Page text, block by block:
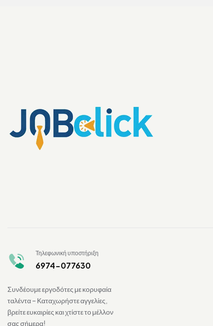
Τηλεφωνική υποστήριξη
6974-077630
Συνδέουμε εργοδότες με κορυφαία
ταλέντα – Καταχωρήστε αγγελίες,
βρείτε ευκαιρίες και χτίστε το μέλλον
σας σήμερα!